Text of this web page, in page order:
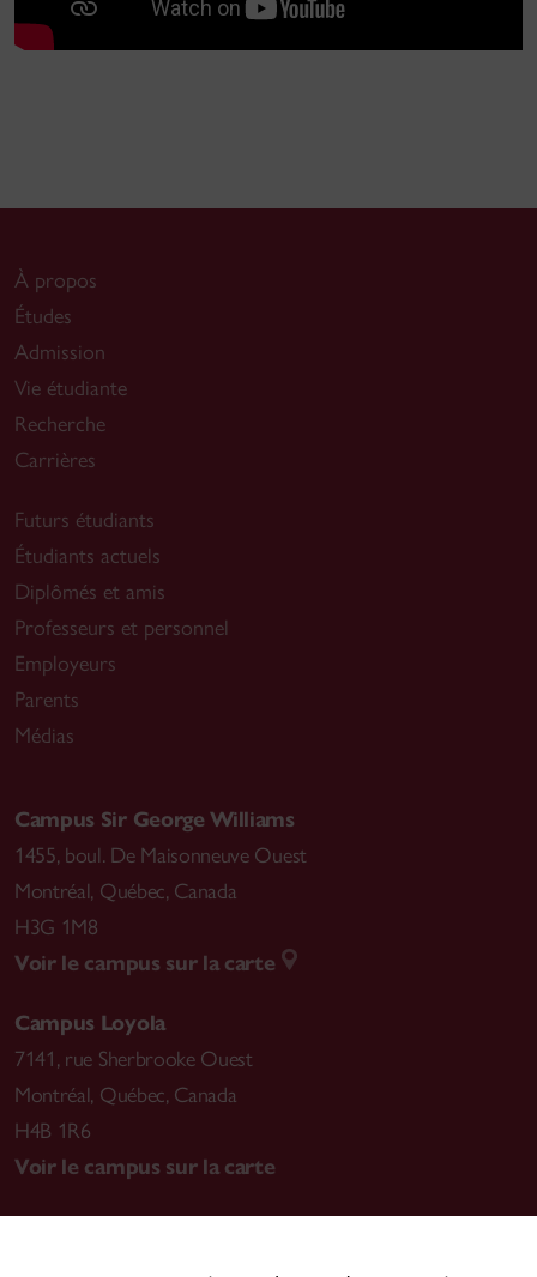
À propos
Études
Admission
Vie étudiante
Recherche
Carrières
Futurs étudiants
Étudiants actuels
Diplômés et amis
Professeurs et personnel
Employeurs
Parents
Médias
Campus Sir George Williams
1455, boul. De Maisonneuve Ouest
Montréal, Québec, Canada
H3G 1M8
Voir le campus sur la carte
Campus Loyola
7141, rue Sherbrooke Ouest
Montréal, Québec, Canada
H4B 1R6
Voir le campus sur la carte